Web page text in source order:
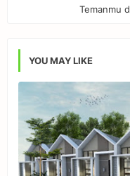
Temanmu
YOU MAY LIKE